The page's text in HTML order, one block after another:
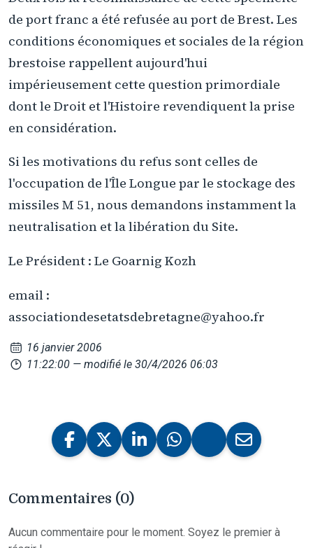
de port franc a été refusée au port de Brest. Les
conditions économiques et sociales de la région
brestoise rappellent aujourd'hui
impérieusement cette question primordiale
dont le Droit et l'Histoire revendiquent la prise
en considération.
Si les motivations du refus sont celles de
l'occupation de l'Île Longue par le stockage des
missiles M 51, nous demandons instamment la
neutralisation et la libération du Site.
Le Président : Le Goarnig Kozh
email :
associationdesetatsdebretagne@yahoo.fr
16 janvier 2006
11:22:00 — modifié le 30/4/2026 06:03
Commentaires (0)
Aucun commentaire pour le moment. Soyez le premier à